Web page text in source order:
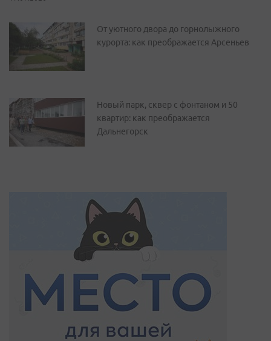
От уютного двора до горнолыжного
курорта: как преображается Арсеньев
Новый парк, сквер с фонтаном и 50
квартир: как преображается
Дальнегорск